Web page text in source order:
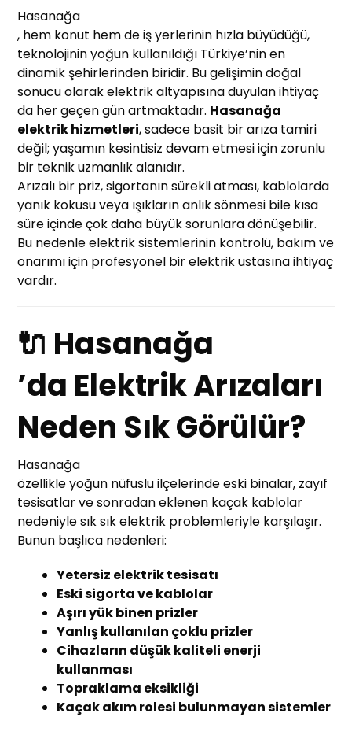
Hasanağa
, hem konut hem de iş yerlerinin hızla büyüdüğü,
teknolojinin yoğun kullanıldığı Türkiye’nin en
dinamik şehirlerinden biridir. Bu gelişimin doğal
sonucu olarak elektrik altyapısına duyulan ihtiyaç
da her geçen gün artmaktadır. Hasanağa
elektrik hizmetleri, sadece basit bir arıza tamiri
değil; yaşamın kesintisiz devam etmesi için zorunlu
bir teknik uzmanlık alanıdır.
Arızalı bir priz, sigortanın sürekli atması, kablolarda
yanık kokusu veya ışıkların anlık sönmesi bile kısa
süre içinde çok daha büyük sorunlara dönüşebilir.
Bu nedenle elektrik sistemlerinin kontrolü, bakım ve
onarımı için profesyonel bir elektrik ustasına ihtiyaç
vardır.
🔌 Hasanağa
’da Elektrik Arızaları
Neden Sık Görülür?
Hasanağa
özellikle yoğun nüfuslu ilçelerinde eski binalar, zayıf
tesisatlar ve sonradan eklenen kaçak kablolar
nedeniyle sık sık elektrik problemleriyle karşılaşır.
Bunun başlıca nedenleri:
Yetersiz elektrik tesisatı
Eski sigorta ve kablolar
Aşırı yük binen prizler
Yanlış kullanılan çoklu prizler
Cihazların düşük kaliteli enerji
kullanması
Topraklama eksikliği
Kaçak akım rolesi bulunmayan sistemler